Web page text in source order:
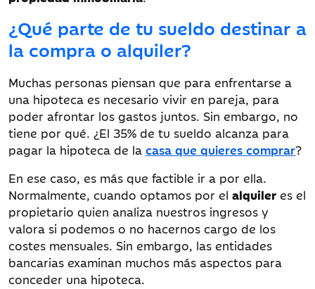
¿Qué parte de tu sueldo destinar a
la compra o alquiler?
Muchas personas piensan que para enfrentarse a
una hipoteca es necesario vivir en pareja, para
poder afrontar los gastos juntos. Sin embargo, no
tiene por qué. ¿El 35% de tu sueldo alcanza para
pagar la hipoteca de la casa que quieres comprar?
En ese caso, es más que factible ir a por ella.
Normalmente, cuando optamos por el alquiler es el
propietario quien analiza nuestros ingresos y
valora si podemos o no hacernos cargo de los
costes mensuales. Sin embargo, las entidades
bancarias examinan muchos más aspectos para
conceder una hipoteca.